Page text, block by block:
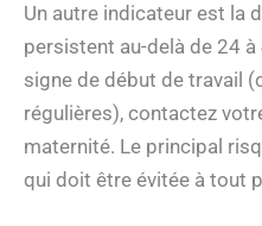
Un autre indicateur est la
persistent au-delà de 24
signe de début de travail
régulières), contactez
maternité. Le principal
qui doit être évitée à tout